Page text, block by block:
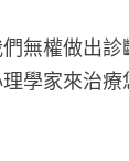
無權做出診
學家來治療